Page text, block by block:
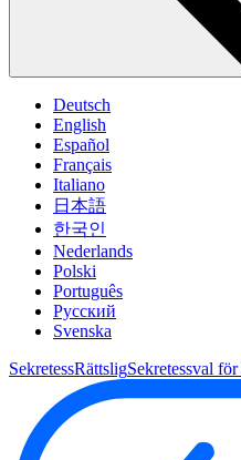
Deutsch
English
Español
Français
Italiano
日本語
한국인
Nederlands
Polski
Português
Pусский
Svenska
SekretessRättsligSekretessval